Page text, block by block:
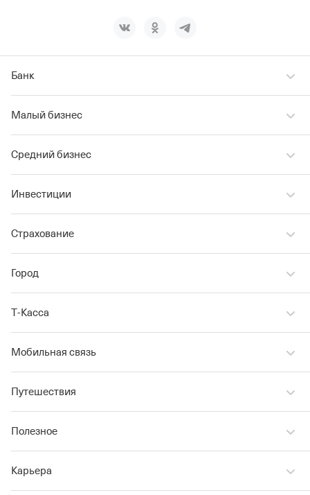
Банк
Малый бизнес
Средний бизнес
Инвестиции
Страхование
Город
Т‑Касса
Мобильная связь
Путешествия
Полезное
Карьера